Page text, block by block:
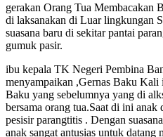
gerakan Orang Tua Membacakan
di laksanakan di Luar lingkungan
suasana baru di sekitar pantai
gumuk pasir.
ibu kepala TK Negeri Pembina
menyampaikan ,Gernas Baku Kali
Baku yang sebelumnya yang di
bersama orang tua.Saat di ini
pesisir parangtitis . Dengan
anak sangat antusias untuk